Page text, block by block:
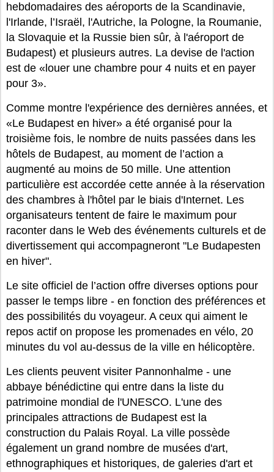
hebdomadaires des aéroports de la Scandinavie,
l'Irlande, l’Israël, l'Autriche, la Pologne, la Roumanie,
la Slovaquie et la Russie bien sûr, à l'aéroport de
Budapest) et plusieurs autres. La devise de l'action
est de «louer une chambre pour 4 nuits et en payer
pour 3».
Comme montre l'expérience des dernières années, et
«Le Budapest en hiver» a été organisé pour la
troisième fois, le nombre de nuits passées dans les
hôtels de Budapest, au moment de l’action a
augmenté au moins de 50 mille. Une attention
particulière est accordée cette année à la réservation
des chambres à l'hôtel par le biais d'Internet. Les
organisateurs tentent de faire le maximum pour
raconter dans le Web des événements culturels et de
divertissement qui accompagneront "Le Budapesten
en hiver".
Le site officiel de l’action offre diverses options pour
passer le temps libre - en fonction des préférences et
des possibilités du voyageur. A ceux qui aiment le
repos actif on propose les promenades en vélo, 20
minutes du vol au-dessus de la ville en hélicoptère.
Les clients peuvent visiter Pannonhalme - une
abbaye bénédictine qui entre dans la liste du
patrimoine mondial de l'UNESCO. L'une des
principales attractions de Budapest est la
construction du Palais Royal. La ville possède
également un grand nombre de musées d'art,
ethnographiques et historiques, de galeries d'art et